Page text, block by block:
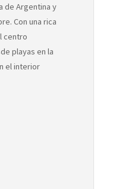
de Argentina y
Con una rica
centro
playas en la
el interior